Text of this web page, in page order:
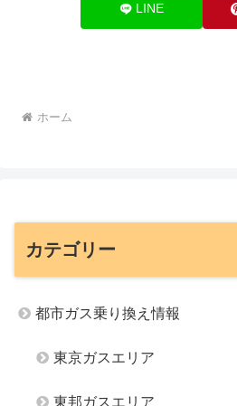
LINE
ホーム
カテゴリー
都市ガス乗り換え情報
東京ガスエリア
東邦ガスエリア